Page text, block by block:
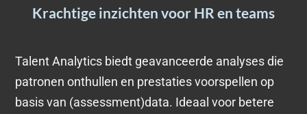
Krachtige inzichten voor HR en teams
Talent Analytics biedt geavanceerde analyses die
patronen onthullen en prestaties voorspellen op
basis van (assessment)data. Ideaal voor betere